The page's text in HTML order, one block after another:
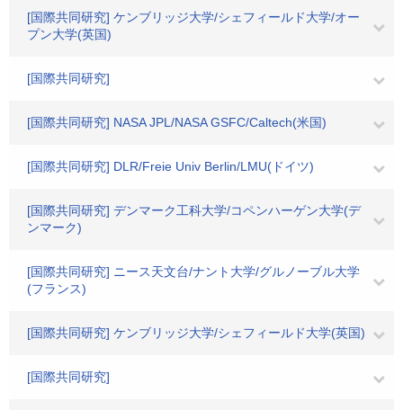
[国際共同研究] ケンブリッジ大学/シェフィールド大学/オー
プン大学(英国)
[国際共同研究]
[国際共同研究] NASA JPL/NASA GSFC/Caltech(米国)
[国際共同研究] DLR/Freie Univ Berlin/LMU(ドイツ)
[国際共同研究] デンマーク工科大学/コペンハーゲン大学(デ
ンマーク)
[国際共同研究] ニース天文台/ナント大学/グルノーブル大学
(フランス)
[国際共同研究] ケンブリッジ大学/シェフィールド大学(英国)
[国際共同研究]